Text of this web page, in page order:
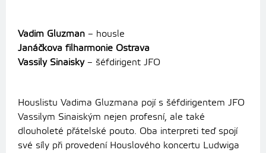
Vadim Gluzman – housle
Janáčkova filharmonie Ostrava
Vassily Sinaisky– šéfdirigent JFO
Houslistu Vadima Gluzmana pojí s šéfdirigentem JFO
Vassilym Sinaiským nejen profesní, ale také
dlouholeté přátelské pouto. Oba interpreti teď spojí
své síly při provedení Houslového koncertu Ludwiga